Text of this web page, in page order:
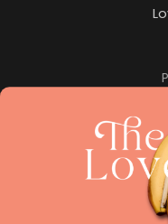
Pour les amoureux